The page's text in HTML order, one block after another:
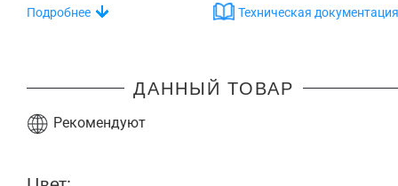
Подробнее Техническая документация
ДАННЫЙ ТОВАР
Рекомендуют